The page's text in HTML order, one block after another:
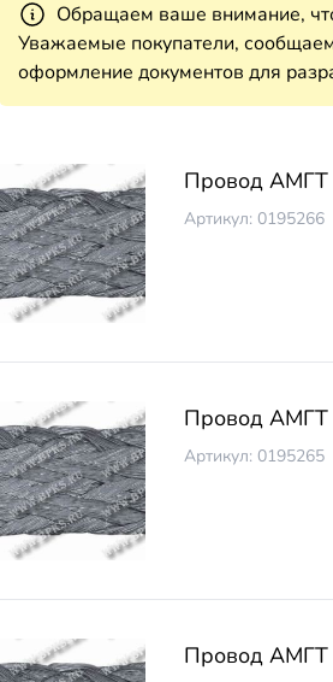
Обращаем ваше внимание,
Уважаемые покупатели,
оформление документов для
Провод АМГТ
Артикул: 0195266
Провод АМГТ
Артикул: 0195265
Провод АМГТ